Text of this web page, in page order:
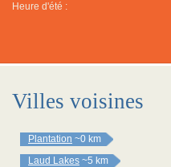
Heure d'été :
Villes voisines
Plantation ~0 km
Laud Lakes ~5 km